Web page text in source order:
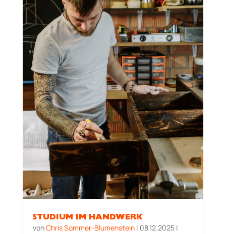
STUDIUM IM HANDWERK
vonChris Sommer-Blumenstein| 08.12.2025|